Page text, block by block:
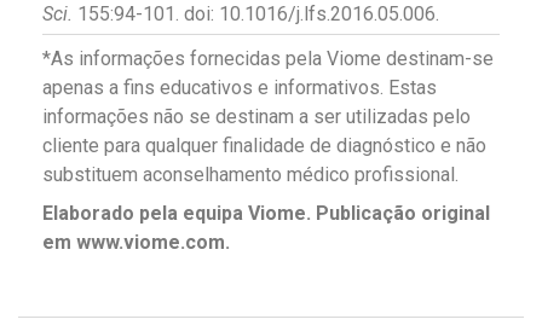
Sci. 155:94-101. doi: 10.1016/j.lfs.2016.05.006.
*As informações fornecidas pela Viome destinam-se
apenas a fins educativos e informativos. Estas
informações não se destinam a ser utilizadas pelo
cliente para qualquer finalidade de diagnóstico e não
substituem aconselhamento médico profissional.
Elaborado pela equipa Viome. Publicação original
em www.viome.com.